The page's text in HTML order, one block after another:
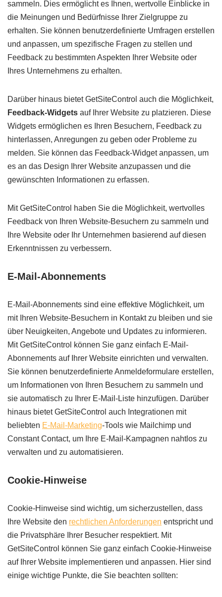
sammeln. Dies ermöglicht es Ihnen, wertvolle Einblicke in
die Meinungen und Bedürfnisse Ihrer Zielgruppe zu
erhalten. Sie können benutzerdefinierte Umfragen erstellen
und anpassen, um spezifische Fragen zu stellen und
Feedback zu bestimmten Aspekten Ihrer Website oder
Ihres Unternehmens zu erhalten.
Darüber hinaus bietet GetSiteControl auch die Möglichkeit,
Feedback-Widgets auf Ihrer Website zu platzieren. Diese
Widgets ermöglichen es Ihren Besuchern, Feedback zu
hinterlassen, Anregungen zu geben oder Probleme zu
melden. Sie können das Feedback-Widget anpassen, um
es an das Design Ihrer Website anzupassen und die
gewünschten Informationen zu erfassen.
Mit GetSiteControl haben Sie die Möglichkeit, wertvolles
Feedback von Ihren Website-Besuchern zu sammeln und
Ihre Website oder Ihr Unternehmen basierend auf diesen
Erkenntnissen zu verbessern.
E-Mail-Abonnements
E-Mail-Abonnements sind eine effektive Möglichkeit, um
mit Ihren Website-Besuchern in Kontakt zu bleiben und sie
über Neuigkeiten, Angebote und Updates zu informieren.
Mit GetSiteControl können Sie ganz einfach E-Mail-
Abonnements auf Ihrer Website einrichten und verwalten.
Sie können benutzerdefinierte Anmeldeformulare erstellen,
um Informationen von Ihren Besuchern zu sammeln und
sie automatisch zu Ihrer E-Mail-Liste hinzufügen. Darüber
hinaus bietet GetSiteControl auch Integrationen mit
beliebten E-Mail-Marketing-Tools wie Mailchimp und
Constant Contact, um Ihre E-Mail-Kampagnen nahtlos zu
verwalten und zu automatisieren.
Cookie-Hinweise
Cookie-Hinweise sind wichtig, um sicherzustellen, dass
Ihre Website den rechtlichen Anforderungen entspricht und
die Privatsphäre Ihrer Besucher respektiert. Mit
GetSiteControl können Sie ganz einfach Cookie-Hinweise
auf Ihrer Website implementieren und anpassen. Hier sind
einige wichtige Punkte, die Sie beachten sollten: